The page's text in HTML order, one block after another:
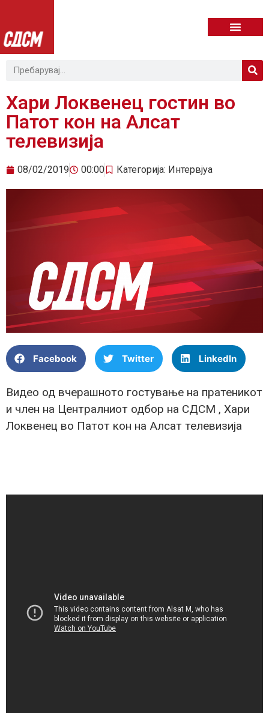
Хари Локвенец гостин во
Патот кон на Алсат
телевизија
08/02/2019 00:00 Категорија: Интервјуа
Facebook Twitter LinkedIn
Видео од вчерашното гостување на пратеникот
и член на Централниот одбор на СДСМ , Хари
Локвенец во Патот кон на Алсат телевизија